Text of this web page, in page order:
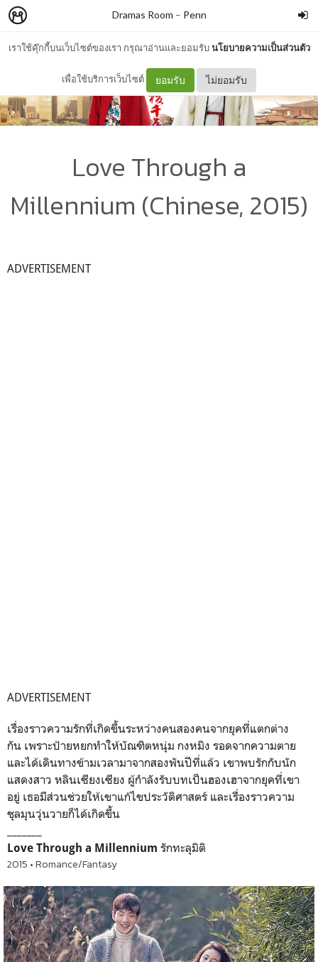
เราใช้คุ๊กกี้บนเว็บไซต์ของเรา กรุณาอ่านและยอมรับนโยบายความเป็นส่วนตัว
เพื่อใช้บริการเว็บไซต์ ยอมรับ ไม่ยอมรับ
Dramas Room – Penn
Love Through a
Millennium (Chinese, 2015)
ADVERTISEMENT
ADVERTISEMENT
เรื่องราวความรักที่เกิดขึ้นระหว่างคนสองคนจากยุคที่แตกต่าง
กัน เพราะป้ายหยกทำให้บัณฑิตหนุ่ม กงหมิง รอดจากความตาย
และได้เดินทางข้ามเวลามาจากสองพันปีที่แล้ว เขาพบรักกับนัก
แสดงสาว หลินเซียงเซียง ผู้กำลังรับบทเป็นฮองเฮาจากยุคที่เขา
อยู่ เธอมีส่วนช่วยให้เขาแก้ไขประวัติศาสตร์ และเรื่องราวความ
ชุลมุนวุ่นวายก็ได้เกิดขึ้น
Love Through a Millennium รักทะลุมิติ
2015 • Romance/Fantasy